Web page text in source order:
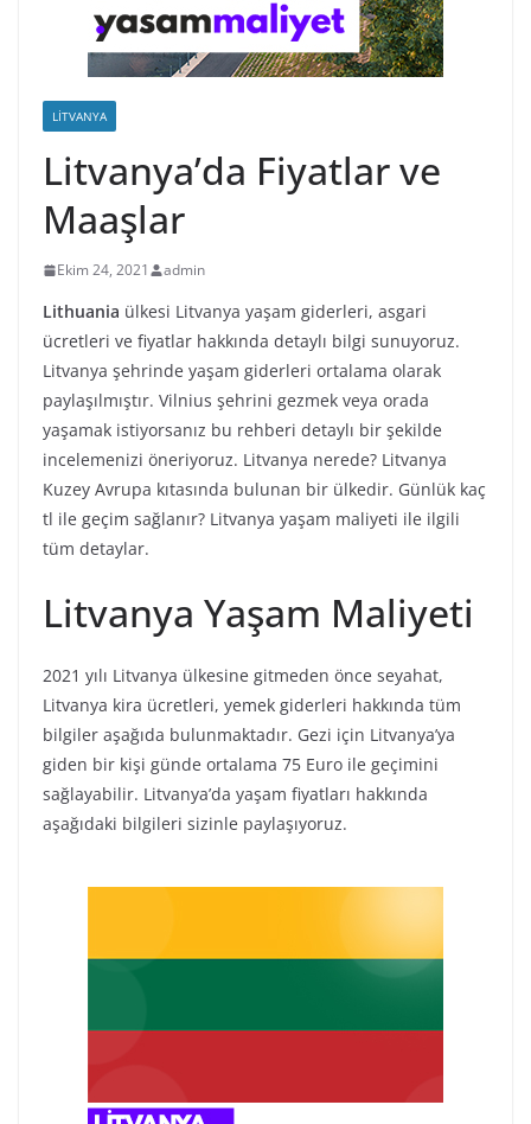
LITVANYA
Litvanya’da Fiyatlar ve
Maaşlar
Ekim 24, 2021 admin
Lithuania ülkesi Litvanya yaşam giderleri, asgari
ücretleri ve fiyatlar hakkında detaylı bilgi sunuyoruz.
Litvanya şehrinde yaşam giderleri ortalama olarak
paylaşılmıştır. Vilnius şehrini gezmek veya orada
yaşamak istiyorsanız bu rehberi detaylı bir şekilde
incelemenizi öneriyoruz. Litvanya nerede? Litvanya
Kuzey Avrupa kıtasında bulunan bir ülkedir. Günlük kaç
tl ile geçim sağlanır? Litvanya yaşam maliyeti ile ilgili
tüm detaylar.
Litvanya Yaşam Maliyeti
2021 yılı Litvanya ülkesine gitmeden önce seyahat,
Litvanya kira ücretleri, yemek giderleri hakkında tüm
bilgiler aşağıda bulunmaktadır. Gezi için Litvanya’ya
giden bir kişi günde ortalama 75 Euro ile geçimini
sağlayabilir. Litvanya’da yaşam fiyatları hakkında
aşağıdaki bilgileri sizinle paylaşıyoruz.